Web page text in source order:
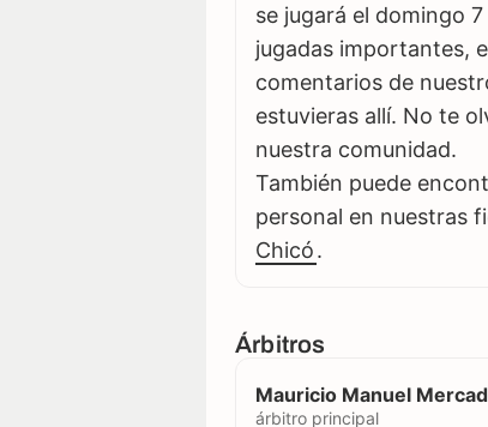
se jugará el domingo
jugadas importantes,
comentarios de
estuvieras allí. No te
nuestra comunidad.
También puede
personal en nuestras
Chicó.
Árbitros
Mauricio Manuel
árbitro principal